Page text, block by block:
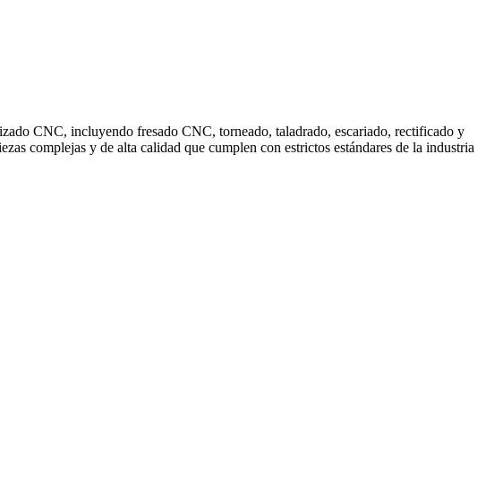
CNC, incluyendo fresado CNC, torneado, taladrado, escariado, rectificado y
complejas y de alta calidad que cumplen con estrictos estándares de la industria